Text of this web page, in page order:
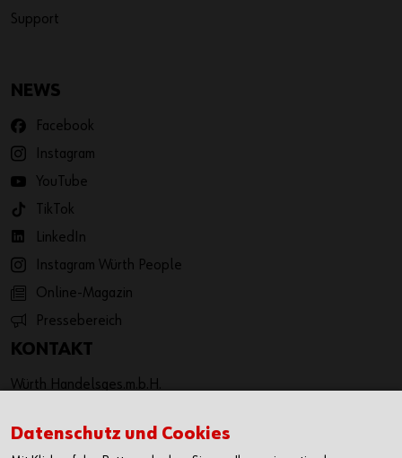
Support
NEWS
Facebook
Instagram
YouTube
TikTok
LinkedIn
Instagram Würth People
Online-Magazin
Pressebereich
KONTAKT
Würth Handelsges.m.b.H.
3071 Böheimkirchen
Datenschutz und Cookies